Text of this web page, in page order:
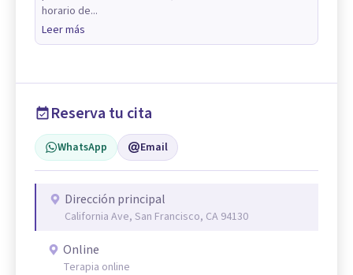
horario de...
Leer más
Reserva tu cita
WhatsApp Email
Dirección principal
California Ave, San Francisco, CA 94130
Online
Terapia online